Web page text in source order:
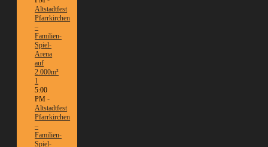
Altstadtfest
Pfarrkirchen
–
Familien-
Spiel-
Arena
auf
2.000m²
1
5:00
PM -
Altstadtfest
Pfarrkirchen
–
Familien-
Spiel-